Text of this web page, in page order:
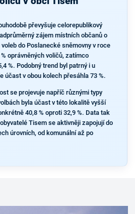
převyšuje celorepublikový
zájem místních občanů o
do Poslanecké sněmovny v roce
oprávněných voličů, zatímco
%. Podobný trend byl patrný i u
účast v obou kolech přesáhla 73 %.
se projevuje napříč různými typy
byla účast v této lokalitě vyšší
40,8 % oproti 32,9 %. Data tak
Tisem se aktivněji zapojují do
úrovních, od komunální až po